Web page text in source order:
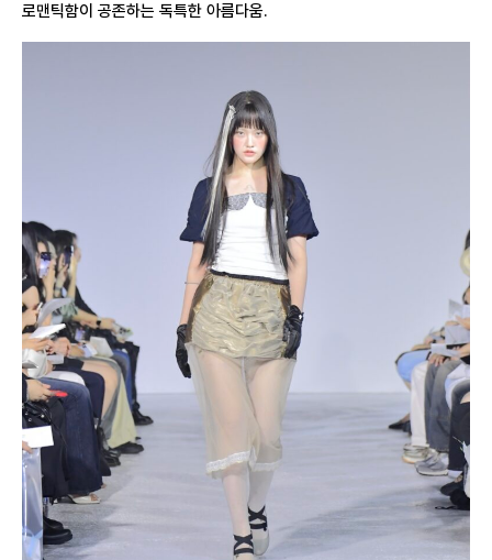
로맨틱함이 공존하는 독특한 아름다움.